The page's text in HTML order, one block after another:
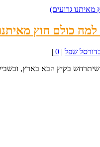
כולם חוץ
שפל |
0
|
שיתרחש בקיץ הבא בארץ,